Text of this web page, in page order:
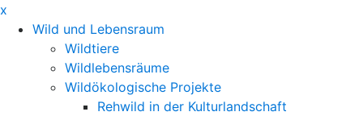
x
Wild und Lebensraum
Wildtiere
Wildlebensräume
Wildökologische Projekte
Rehwild in der Kulturlandschaft